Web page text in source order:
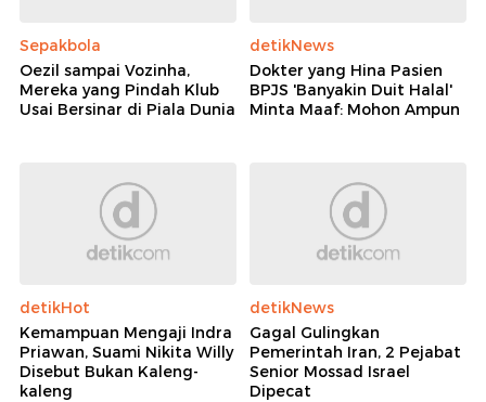
Sepakbola
Oezil sampai Vozinha,
Mereka yang Pindah Klub
Usai Bersinar di Piala Dunia
detikNews
Dokter yang Hina Pasien
BPJS 'Banyakin Duit Halal'
Minta Maaf: Mohon Ampun
detikHot
Kemampuan Mengaji Indra
Priawan, Suami Nikita Willy
Disebut Bukan Kaleng-
kaleng
detikNews
Gagal Gulingkan
Pemerintah Iran, 2 Pejabat
Senior Mossad Israel
Dipecat